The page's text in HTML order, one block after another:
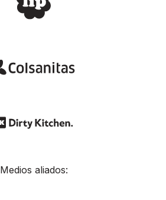
Medios aliados: